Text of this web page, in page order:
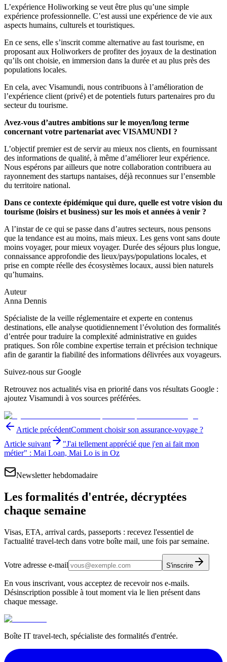
L’expérience Holiworking se veut être plus qu’une simple
expérience professionnelle. C’est aussi une expérience de vie aux
aspects humains, culturels et touristiques.
En ce sens, elle s’inscrit comme alternative au fast tourisme, en
proposant aux Holiworkers de profiter des joyaux de la destination
qu’ils ont choisie, en immersion dans la durée et au plus près des
populations locales.
En cela, avec Visamundi, nous contribuons à l’amélioration de
l’expérience client (privé) et de potentiels futurs partenaires pro du
secteur du tourisme.
Avez-vous d’autres ambitions sur le moyen/long terme
concernant votre partenariat avec VISAMUNDI ?
L’objectif premier est de servir au mieux nos clients, en fournissant
des informations de qualité, à même d’améliorer leur expérience.
Nous espérons par ailleurs que notre collaboration contribuera au
rayonnement des startups nantaises, déjà reconnues sur l’ensemble
du territoire national.
Dans ce contexte épidémique qui dure, quelle est votre vision du
tourisme (loisirs et business) sur les mois et années à venir ?
A l’instar de ce qui se passe dans d’autres secteurs, nous pensons
que la tendance est au moins, mais mieux. Les gens vont sans doute
moins voyager, pour mieux voyager. Durée des séjours plus longue,
connaissance approfondie des lieux/pays/populations locales, et
prise en compte réelle des écosystèmes locaux, aussi bien naturels
qu’humains.
Auteur
Anna Dennis
Spécialiste de la veille réglementaire et experte en contenus
destinations, elle analyse quotidiennement l’évolution des formalités
d’entrée pour traduire la complexité administrative en guides
pratiques. Son rôle combine expertise terrain et précision technique
afin de garantir la fiabilité des informations délivrées aux voyageurs.
Suivez-nous sur Google
Retrouvez nos actualités visa en priorité dans vos résultats Google :
ajoutez Visamundi à vos sources préférées.
Article précédentComment choisir son assurance-voyage ?
Article suivant
"J'ai tellement apprécié que j'en ai fait mon
métier" : Mai Loan, Mai Lo is in Oz
Newsletter hebdomadaire
Les formalités d'entrée, décryptées
chaque semaine
Visas, ETA, arrival cards, passeports : recevez l'essentiel de
l'actualité travel-tech dans votre boîte mail, une fois par semaine.
Votre adresse e-mail S'inscrire
En vous inscrivant, vous acceptez de recevoir nos e-mails.
Désinscription possible à tout moment via le lien présent dans
chaque message.
Boîte IT travel-tech, spécialiste des formalités d'entrée.